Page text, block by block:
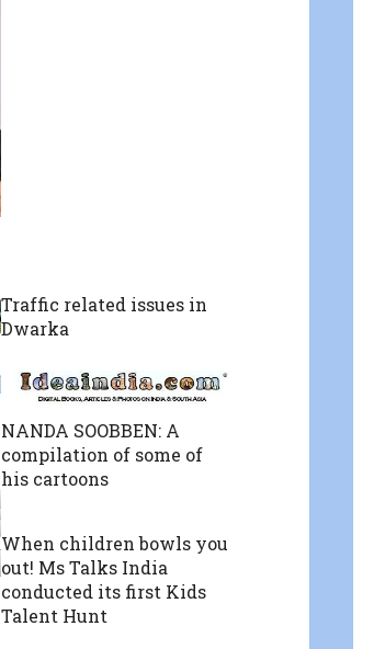
Traffic related issues in
Dwarka
NANDA SOOBBEN: A
compilation of some of
his cartoons
When children bowls you
out! Ms Talks India
conducted its first Kids
Talent Hunt